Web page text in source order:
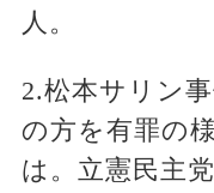
人。
2.松本サリン
の方を有罪の
は。立憲民主